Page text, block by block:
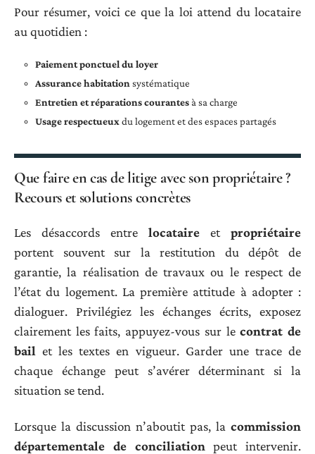
Pour résumer, voici ce que la loi attend du locataire
au quotidien :
Paiement ponctuel du loyer
Assurance habitation systématique
Entretien et réparations courantes à sa charge
Usage respectueux du logement et des espaces partagés
Que faire en cas de litige avec son propriétaire ?
Recours et solutions concrètes
Les désaccords entre locataire et propriétaire
portent souvent sur la restitution du dépôt de
garantie, la réalisation de travaux ou le respect de
l’état du logement. La première attitude à adopter :
dialoguer. Privilégiez les échanges écrits, exposez
clairement les faits, appuyez-vous sur lecontrat de
bail et les textes en vigueur. Garder une trace de
chaque échange peut s’avérer déterminant si la
situation se tend.
Lorsque la discussion n’aboutit pas, la commission
départementale de conciliation peut intervenir.